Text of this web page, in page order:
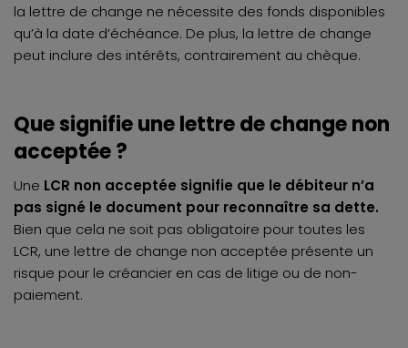
la lettre de change ne nécessite des fonds disponibles
qu’à la date d’échéance. De plus, la lettre de change
peut inclure des intérêts, contrairement au chèque.
Que signifie une lettre de change non
acceptée ?
Une LCR non acceptée signifie que le débiteur n’a
pas signé le document pour reconnaître sa dette.
Bien que cela ne soit pas obligatoire pour toutes les
LCR, une lettre de change non acceptée présente un
risque pour le créancier en cas de litige ou de non-
paiement.